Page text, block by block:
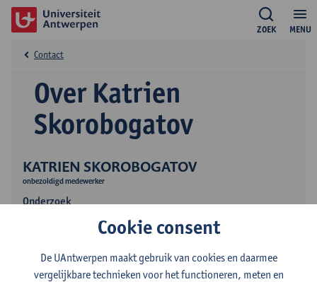
MENU
ZOEK
KATRIEN SKOROBOGATOV
onbezoldigd medewerker
Onderzoek
Over Katrien
Skorobogatov
Contact
Cookie consent
De UAntwerpen maakt gebruik van cookies en daarmee
vergelijkbare technieken voor het functioneren, meten en